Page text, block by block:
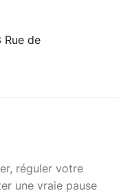
Rue de
réguler votre
une vraie pause